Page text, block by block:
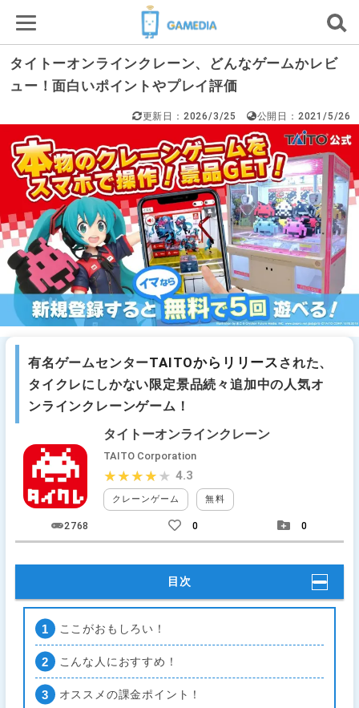
タイトーオンラインクレーン、どんなゲームかレビ
ュー！面白いポイントやプレイ評価
更新日：2026/3/25 公開日：2021/5/26
有名ゲームセンターTAITOからリリース された、
タイクレにしかない限定景品続々追加中の人気オ
ンラインクレーンゲーム！
タイトーオンラインクレーン
TAITO Corporation
クレーンゲーム 無料
★★★★★
★★★★★ 4.3
2768 0 0
目次
ここがおもしろい！
こんな人におすすめ！
オススメの課金ポイント！